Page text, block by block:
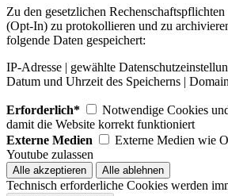
Zu den gesetzlichen
(Opt-In) zu protokollieren und zu
folgende Daten gespeichert:
IP-Adresse | gewählte
Datum und Uhrzeit des Speicherns | Domain
Erforderlich*
Notwendige Cookies
damit die Website korrekt funktioniert
Externe Medien
Externe Medien wie
Youtube zulassen
Technisch erforderliche Cookies werden